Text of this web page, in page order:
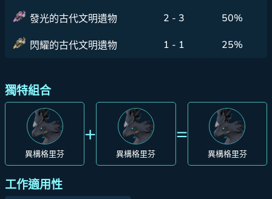
發光的古代文明遺物 2 - 3 50%
閃耀的古代文明遺物 1 - 1 25%
獨特組合
異構格里芬
+
異構格里芬
=
異構格里芬
工作適用性